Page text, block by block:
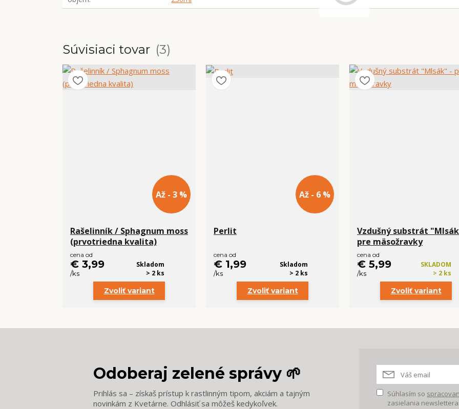
Súvisiaci tovar 3
Až - 3 %
Rašelinník / Sphagnum moss
(prvotriedna kvalita)
cena od
€ 3,99
/ks
Skladom
> 2 ks
Zvoliť variant
Až - 6 %
Perlit
cena od
€ 1,99
/ks
Skladom
> 2 ks
Zvoliť variant
Vzdušný substrát
pre mäsožravky
cena od
€ 5,99
/ks
SKLADOM
> 2 ks
Zvoliť variant
Odoberaj zelené správy 🌱
Prihlás sa – získaš prístup k rastlinným tipom, akciám a tajným
novinkám z Kvetárne. Odhlásiť sa môžeš kedykoľvek.
Súhlasím so
zasielania